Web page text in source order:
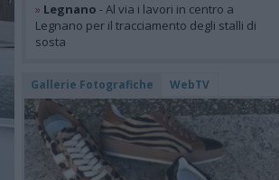
» Legnano - Al via i lavori in centro a
Legnano per il tracciamento degli stalli di
sosta
Gallerie Fotografiche WebTV